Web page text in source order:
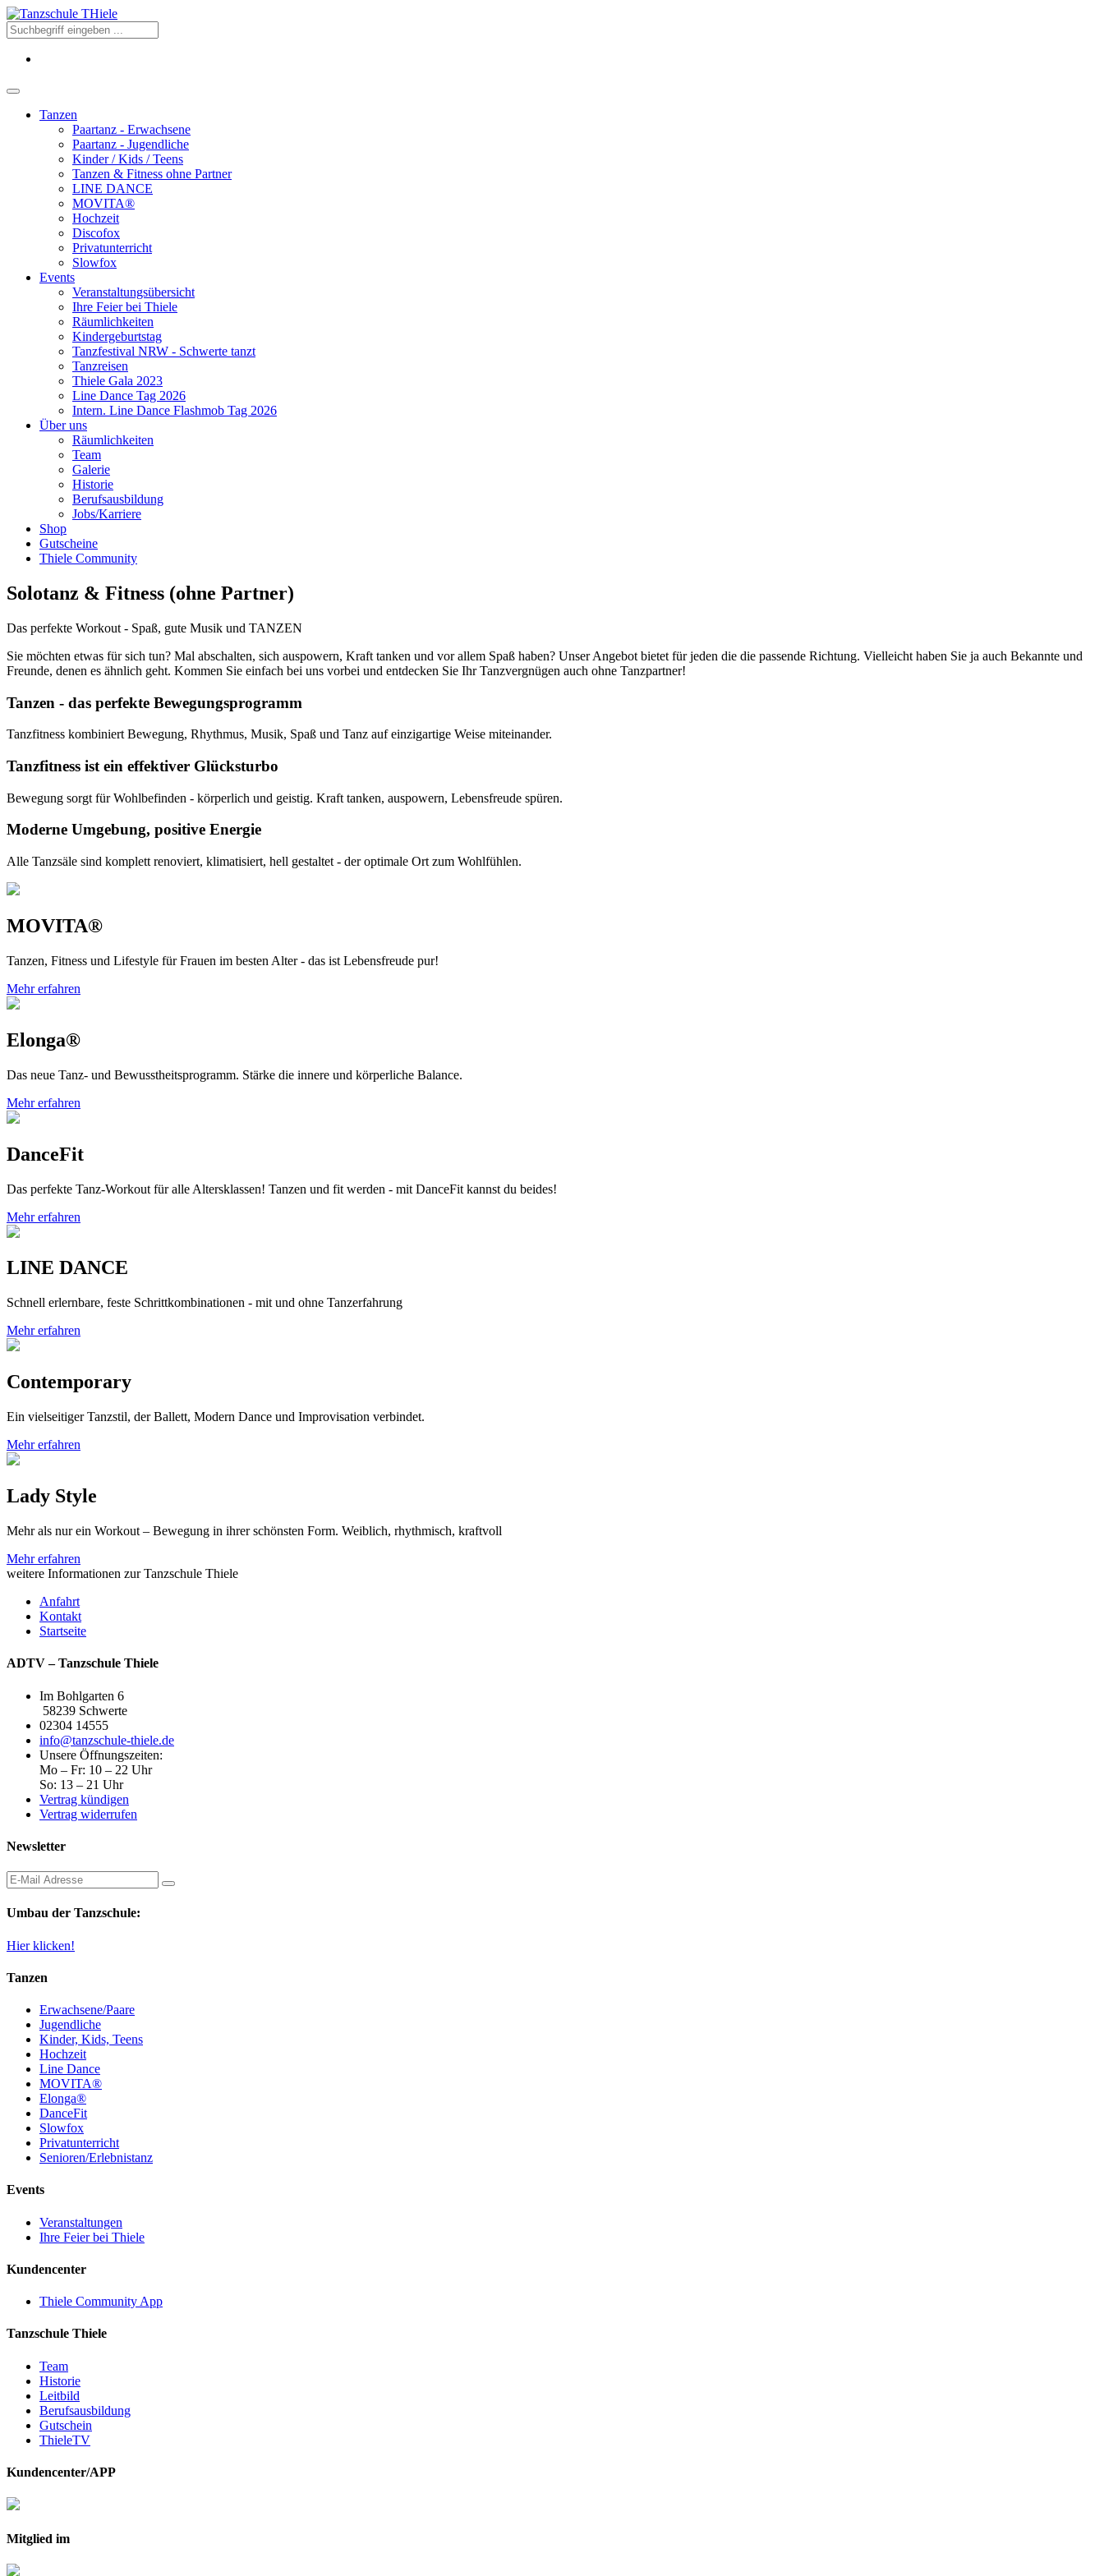
Tanzen
Paartanz - Erwachsene
Paartanz - Jugendliche
Kinder / Kids / Teens
Tanzen & Fitness ohne Partner
LINE DANCE
MOVITA®
Hochzeit
Discofox
Privatunterricht
Slowfox
Events
Veranstaltungsübersicht
Ihre Feier bei Thiele
Räumlichkeiten
Kindergeburtstag
Tanzfestival NRW - Schwerte tanzt
Tanzreisen
Thiele Gala 2023
Line Dance Tag 2026
Intern. Line Dance Flashmob Tag 2026
Über uns
Räumlichkeiten
Team
Galerie
Historie
Berufsausbildung
Jobs/Karriere
Shop
Gutscheine
Thiele Community
Solotanz & Fitness (ohne Partner)
Das perfekte Workout - Spaß, gute Musik und TANZEN
Sie möchten etwas für sich tun? Mal abschalten, sich auspowern, Kraft tanken und vor allem Spaß haben? Unser Angebot bietet für jeden die die passende Richtung. Vielleicht haben Sie ja auch Bekannte und
Freunde, denen es ähnlich geht. Kommen Sie einfach bei uns vorbei und entdecken Sie Ihr Tanzvergnügen auch ohne Tanzpartner!
Tanzen - das perfekte Bewegungsprogramm
Tanzfitness kombiniert Bewegung, Rhythmus, Musik, Spaß und Tanz auf einzigartige Weise miteinander.
Tanzfitness ist ein effektiver Glücksturbo
Bewegung sorgt für Wohlbefinden - körperlich und geistig. Kraft tanken, auspowern, Lebensfreude spüren.
Moderne Umgebung, positive Energie
Alle Tanzsäle sind komplett renoviert, klimatisiert, hell gestaltet - der optimale Ort zum Wohlfühlen.
MOVITA®
Tanzen, Fitness und Lifestyle für Frauen im besten Alter - das ist Lebensfreude pur!
Mehr erfahren
Elonga®
Das neue Tanz- und Bewusstheitsprogramm. Stärke die innere und körperliche Balance.
Mehr erfahren
DanceFit
Das perfekte Tanz-Workout für alle Altersklassen! Tanzen und fit werden - mit DanceFit kannst du beides!
Mehr erfahren
LINE DANCE
Schnell erlernbare, feste Schrittkombinationen - mit und ohne Tanzerfahrung
Mehr erfahren
Contemporary
Ein vielseitiger Tanzstil, der Ballett, Modern Dance und Improvisation verbindet.
Mehr erfahren
Lady Style
Mehr als nur ein Workout – Bewegung in ihrer schönsten Form. Weiblich, rhythmisch, kraftvoll
Mehr erfahren
weitere Informationen zurTanzschule Thiele
Anfahrt
Kontakt
Startseite
ADTV – Tanzschule Thiele
Im Bohlgarten 6
58239 Schwerte
02304 14555
info@tanzschule-thiele.de
Unsere Öffnungszeiten:
Mo – Fr: 10 – 22 Uhr
So: 13 – 21 Uhr
Vertrag kündigen
Vertrag widerrufen
Newsletter
Umbau der Tanzschule:
Hier klicken!
Tanzen
Erwachsene/Paare
Jugendliche
Kinder, Kids, Teens
Hochzeit
Line Dance
MOVITA®
Elonga®
DanceFit
Slowfox
Privatunterricht
Senioren/Erlebnistanz
Events
Veranstaltungen
Ihre Feier bei Thiele
Kundencenter
Thiele Community App
Tanzschule Thiele
Team
Historie
Leitbild
Berufsausbildung
Gutschein
ThieleTV
Kundencenter/APP
Mitglied im